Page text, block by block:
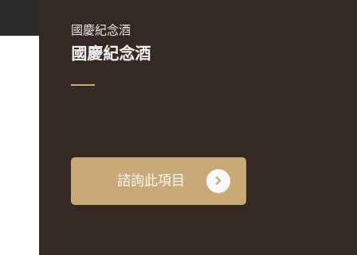
國慶紀念酒
國慶紀念酒
諮詢此項目